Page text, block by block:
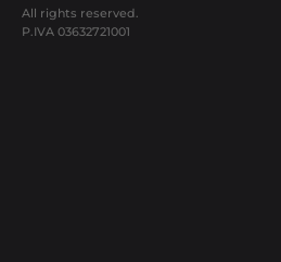
All rights reserved.
P.IVA 03632721001